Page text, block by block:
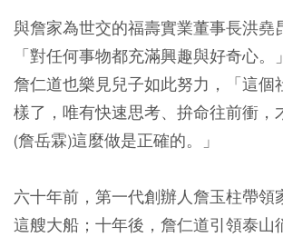
與詹家為世交的福壽實業董事長洪堯
「對任何事物都充滿興趣與好奇心
詹仁道也樂見兒子如此努力，「這個
樣了，唯有快速思考、拚命往前衝，
(詹岳霖)這麼做是正確的。」
六十年前，第一代創辦人詹玉柱帶領
這艘大船；十年後，詹仁道引領泰山